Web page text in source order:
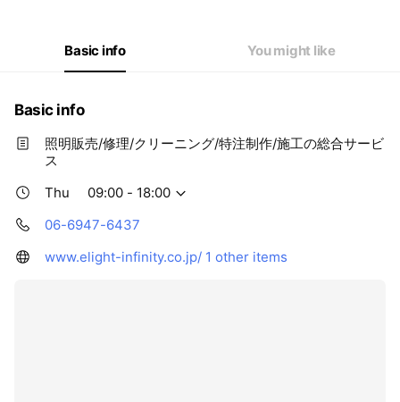
Basic info You might like
Basic info
照明販売/修理/クリーニング/特注制作/施工の総合サービ
ス
Thu
09:00 - 18:00
06-6947-6437
www.elight-infinity.co.jp/ 1 other items